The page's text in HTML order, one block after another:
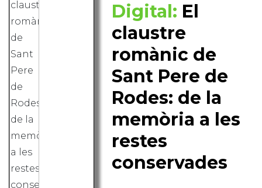
Digital: El
claustre
romànic de
Sant Pere de
Rodes: de la
memòria a les
restes
conservades